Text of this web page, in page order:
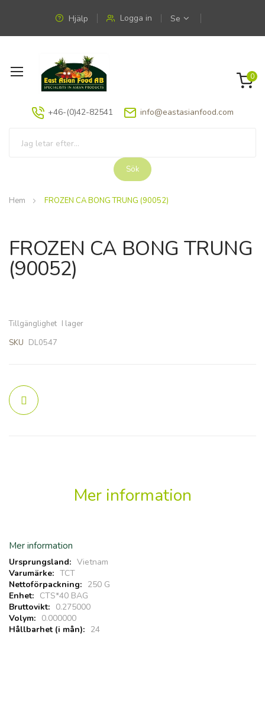
Hjälp Logga in Se
Växla
+46-(0)42-82541 info@eastasianfood.com
Sök
0
Hem FROZEN CA BONG TRUNG (90052)
slutet
av
bildgalleriet
början
av
bildgalleriet
FROZEN CA BONG TRUNG
(90052)
Tillgänglighet I lager
SKU DL0547
Mer information
Mer information
Vietnam
TCT
250 G
CTS*40 BAG
0.275000
0.000000
24